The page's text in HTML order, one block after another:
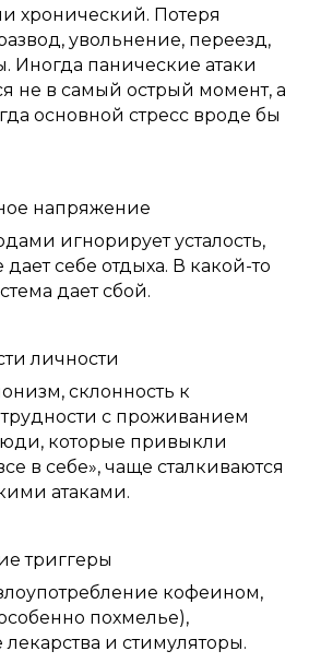
хронический. Потеря
увольнение, переезд,
Иногда панические атаки
не в самый острый момент, а
основной стресс вроде бы
напряжение
игнорирует усталость,
дает себе отдыха. В какой-то
дает сбой.
личности
склонность к
с проживанием
которые привыкли
в себе», чаще сталкиваются
атаками.
триггеры
кофеином,
похмелье),
и стимуляторы.